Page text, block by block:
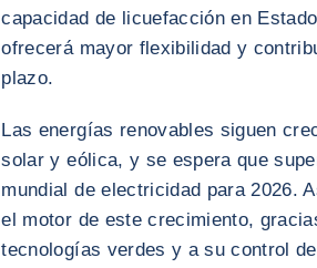
capacidad de licuefacción en
ofrecerá mayor flexibilidad y
plazo.
Las energías renovables siguen
solar y eólica, y se espera que
mundial de electricidad para 2026.
el motor de este crecimiento,
tecnologías verdes y a su control